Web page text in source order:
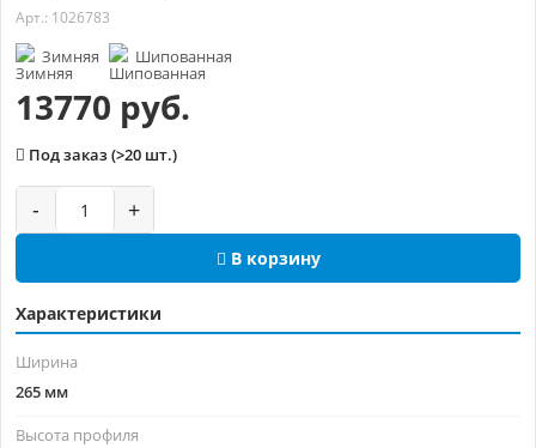
Арт.: 1026783
Зимняя Шипованная
13770 руб.
Под заказ (>20 шт.)
- +
В корзину
Характеристики
Ширина
265 мм
Высота профиля